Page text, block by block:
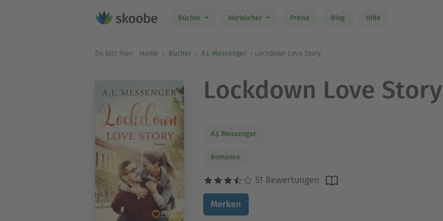
Bücher Hörbücher Preise Blog Hilfe
Du bist hier: Home Bücher A.J. Messenger Lockdown Love Story
Lockdown Love Story
A.J. Messenger
Romance
51 Bewertungen
Merken